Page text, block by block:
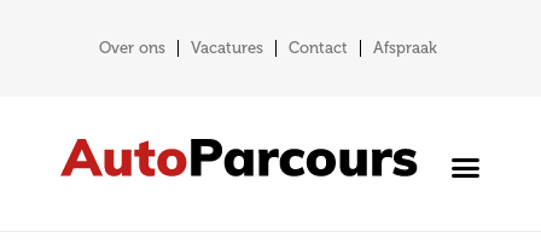
Over ons Vacatures Contact Afspraak